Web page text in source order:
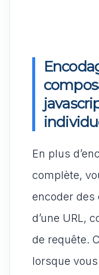
En plus
complète,
encoder des
d’une URL,
de requête.
lorsque